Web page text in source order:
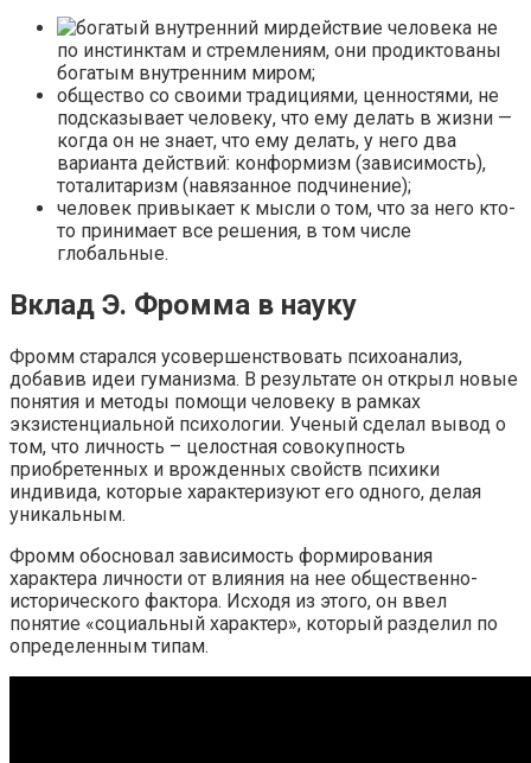
действие человека не
по инстинктам и стремлениям, они продиктованы
богатым внутренним миром;
общество со своими традициями, ценностями, не
подсказывает человеку, что ему делать в жизни —
когда он не знает, что ему делать, у него два
варианта действий: конформизм (зависимость),
тоталитаризм (навязанное подчинение);
человек привыкает к мысли о том, что за него кто-
то принимает все решения, в том числе
глобальные.
Вклад Э. Фромма в науку
Фромм старался усовершенствовать психоанализ,
добавив идеи гуманизма. В результате он открыл новые
понятия и методы помощи человеку в рамках
экзистенциальной психологии. Ученый сделал вывод о
том, что личность – целостная совокупность
приобретенных и врожденных свойств психики
индивида, которые характеризуют его одного, делая
уникальным.
Фромм обосновал зависимость формирования
характера личности от влияния на нее общественно-
исторического фактора. Исходя из этого, он ввел
понятие «социальный характер», который разделил по
определенным типам.